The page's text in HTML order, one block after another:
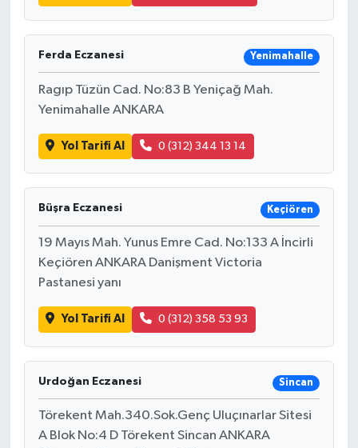
Ferda Eczanesi Yenimahalle
Ragıp Tüzün Cad. No:83 B Yeniçağ Mah.
Yenimahalle ANKARA
Yol Tarifi Al 0 (312) 344 13 14
Büşra Eczanesi Keçiören
19 Mayıs Mah. Yunus Emre Cad. No:133 A İncirli
Keçiören ANKARA Danişment Victoria
Pastanesi yanı
Yol Tarifi Al 0 (312) 358 53 93
Urdoğan Eczanesi Sincan
Törekent Mah.340.Sok.Genç Uluçınarlar Sitesi
A Blok No:4 D Törekent Sincan ANKARA